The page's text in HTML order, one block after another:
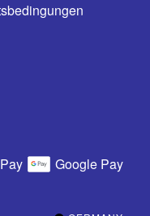
Google Pay